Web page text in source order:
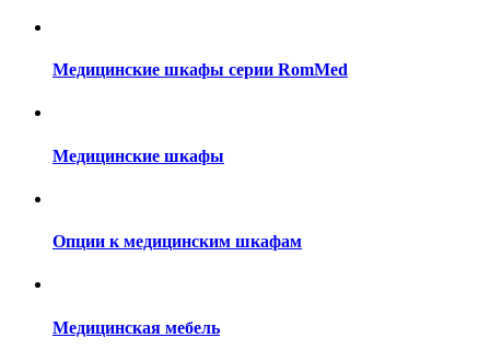
Медицинские шкафы серии RomMed
Медицинские шкафы
Опции к медицинским шкафам
Медицинская мебель